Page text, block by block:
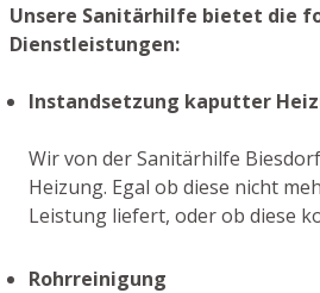
Unsere Sanitärhilfe bietet die
Dienstleistungen:
Instandsetzung kaputter
Wir von der Sanitärhilfe
Heizung. Egal ob diese nicht
Leistung liefert, oder ob diese
Rohrreinigung